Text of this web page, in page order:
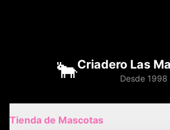
🐂Criadero Las
Desde 1998
Tienda de Mascotas